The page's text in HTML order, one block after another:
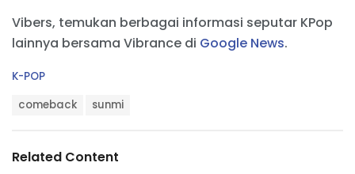
12. Bath
13. 긴긴밤
#SUNMI
#HEART_MAID
— 선미 SUNMI (@official_sunmi_)
Vibers, temukan berbagai informasi seputar KPop
lainnya bersama Vibrance di Google News.
C
r
K-POP
:
comeback sunmi
Related Content